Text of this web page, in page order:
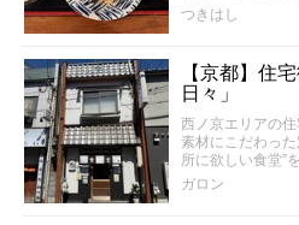
つきはし
【京都】住
日々」
西ノ京エリアの
素材にこだわっ
所に欲しい食堂”
ガロン